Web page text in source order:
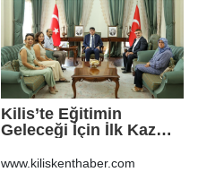
Kilis’te Eğitimin
Geleceği İçin İlk Kazma
www.kiliskenthaber.com